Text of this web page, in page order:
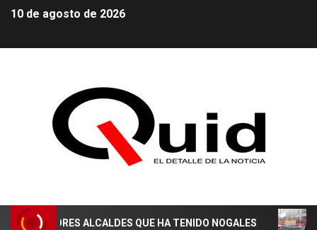
10 de agosto de 2026
ALCALDES QUE HA TENIDO NOGALES ¡AGUAS